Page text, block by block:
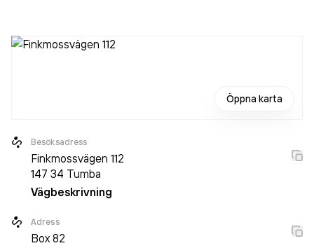
räkenskapsåret (2025).
Öppna karta
Besöksadress
Finkmossvägen 112
147 34 Tumba
Vägbeskrivning
Adress
Box82